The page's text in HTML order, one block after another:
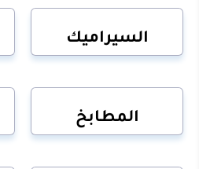
السيراميك
المطابخ